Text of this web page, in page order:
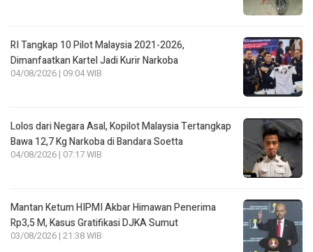
RI Tangkap 10 Pilot Malaysia 2021-2026,
Dimanfaatkan Kartel Jadi Kurir Narkoba
04/08/2026 | 09:04 WIB
Lolos dari Negara Asal, Kopilot Malaysia Tertangkap
Bawa 12,7 Kg Narkoba di Bandara Soetta
04/08/2026 | 07:17 WIB
Mantan Ketum HIPMI Akbar Himawan Penerima
Rp3,5 M, Kasus Gratifikasi DJKA Sumut
03/08/2026 | 21:38 WIB